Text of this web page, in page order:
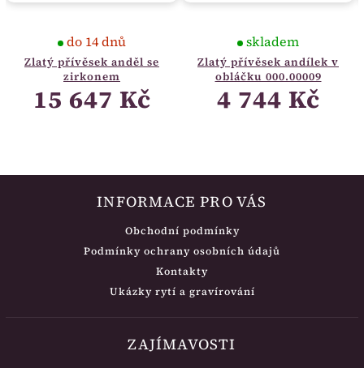
Zlatý přívěsek anděl se
zirkonem
do 14 dnů
15 647 Kč
Zlatý přívěsek andílek v
obláčku 000.00009
skladem
4 744 Kč
INFORMACE PRO VÁS
Obchodní podmínky
Podmínky ochrany osobních údajů
Kontakty
Ukázky rytí a gravírování
ZAJÍMAVOSTI